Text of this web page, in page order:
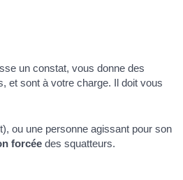
un constat, vous donne des
et sont à votre charge. Il doit vous
ou une personne agissant pour son
forcée des squatteurs.